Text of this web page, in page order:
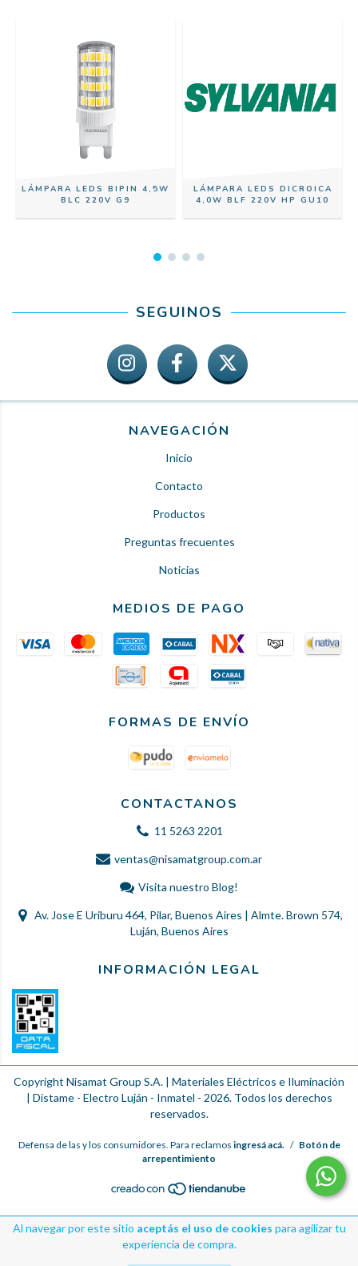
Al navegar por este sitio aceptás el uso de cookies para agilizar tu
experiencia de compra.
LÁMPARA LEDS BIPIN 4,5W
BLC 220V G9
LÁMPARA LEDS DICROICA
4,0W BLF 220V HP GU10
SEGUINOS
NAVEGACIÓN
Inicio
Contacto
Productos
Preguntas frecuentes
Noticias
MEDIOS DE PAGO
FORMAS DE ENVÍO
CONTACTANOS
11 5263 2201
ventas@nisamatgroup.com.ar
Visita nuestro Blog!
Av. Jose E Uriburu 464, Pilar, Buenos Aires | Almte. Brown 574,
Luján, Buenos Aires
INFORMACIÓN LEGAL
Copyright Nisamat Group S.A. | Materiales Eléctricos e Iluminación
| Distame - Electro Luján - Inmatel - 2026. Todos los derechos
reservados.
Defensa de las y los consumidores. Para reclamos ingresá acá. / Botón de
arrepentimiento